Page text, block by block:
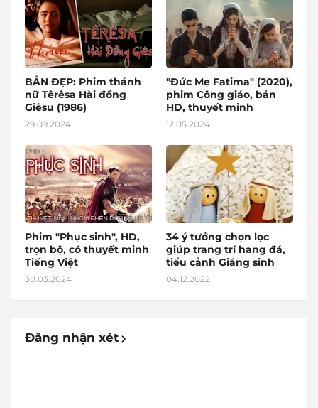
BẢN ĐẸP: Phim thánh
nữ Têrêsa Hài đồng
Giêsu (1986)
29.09.2024
"Đức Mẹ Fatima" (2020),
phim Công giáo, bản
HD, thuyết minh
12.05.2024
Phim "Phục sinh", HD,
trọn bộ, có thuyết minh
Tiếng Việt
30.03.2024
34 ý tưởng chọn lọc
giúp trang trí hang đá,
tiểu cảnh Giáng sinh
04.12.2022
Đăng nhận xét